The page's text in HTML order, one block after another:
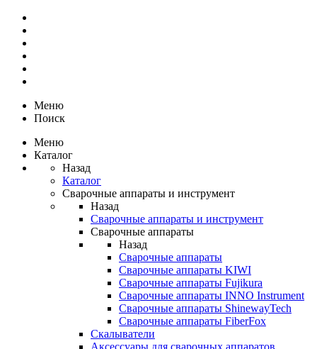
Меню
Поиск
Меню
Каталог
Назад
Каталог
Сварочные аппараты и инструмент
Назад
Сварочные аппараты и инструмент
Сварочные аппараты
Назад
Сварочные аппараты
Сварочные аппараты KIWI
Сварочные аппараты Fujikura
Сварочные аппараты INNO Instrument
Сварочные аппараты ShinewayTech
Cварочные аппараты FiberFox
Скалыватели
Аксессуары для сварочных аппаратов